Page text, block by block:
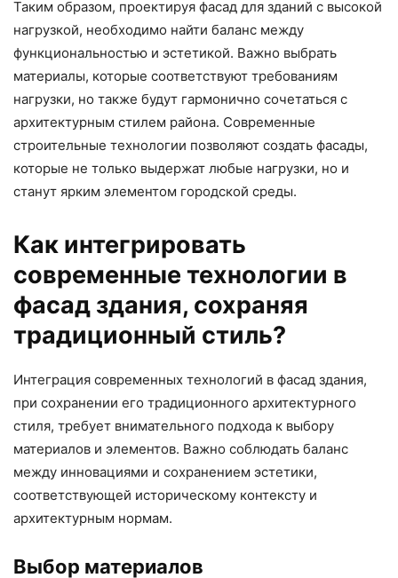
Таким образом, проектируя фасад для зданий с высокой
нагрузкой, необходимо найти баланс между
функциональностью и эстетикой. Важно выбрать
материалы, которые соответствуют требованиям
нагрузки, но также будут гармонично сочетаться с
архитектурным стилем района. Современные
строительные технологии позволяют создать фасады,
которые не только выдержат любые нагрузки, но и
станут ярким элементом городской среды.
Как интегрировать
современные технологии в
фасад здания, сохраняя
традиционный стиль?
Интеграция современных технологий в фасад здания,
при сохранении его традиционного архитектурного
стиля, требует внимательного подхода к выбору
материалов и элементов. Важно соблюдать баланс
между инновациями и сохранением эстетики,
соответствующей историческому контексту и
архитектурным нормам.
Выбор материалов